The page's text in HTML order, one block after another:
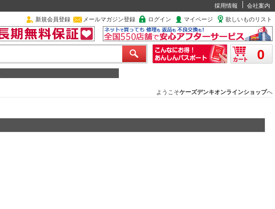
採用情報
会社案内
新規会員登録 メールマガジン登録 ログイン マイページ 欲しいものリスト
0
ようこそケーズデンキオンラインショップへ